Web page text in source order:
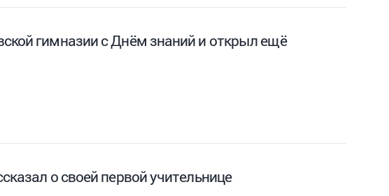
гимназии с Днём знаний и открыл ещё
о своей первой учительнице